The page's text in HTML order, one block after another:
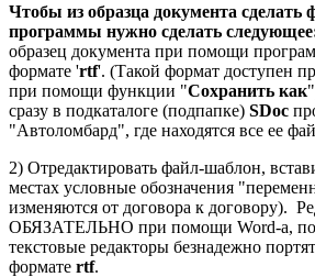
Чтобы из образца документа
программы нужно сделать
образец документа при помощи
формате 'rtf'. (Такой формат доступен
при помощи функции "Сохранить как
сразу в подкаталоге (подпапке) SDoc
"Автоломбард", где находятся все ее
2) Отредактировать файл-шаблон,
местах условные обозначения
изменяются от договора к договору).
ОБЯЗАТЕЛЬНО при помощи Word-а,
текстовые редакторы безнадежно
формате rtf.